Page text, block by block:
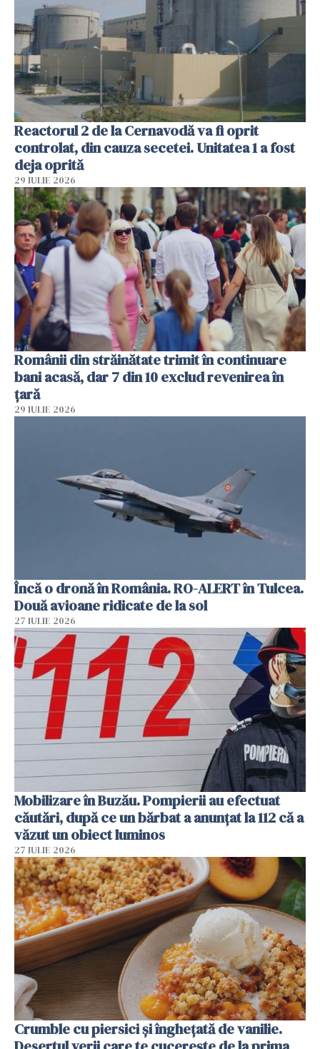
Reactorul 2 de la Cernavodă va fi oprit
controlat, din cauza secetei. Unitatea 1 a fost
deja oprită
29 IULIE 2026
Românii din străinătate trimit în continuare
bani acasă, dar 7 din 10 exclud revenirea în
țară
29 IULIE 2026
Încă o dronă în România. RO-ALERT în Tulcea.
Două avioane ridicate de la sol
27 IULIE 2026
Mobilizare în Buzău. Pompierii au efectuat
căutări, după ce un bărbat a anunțat la 112 că a
văzut un obiect luminos
27 IULIE 2026
Crumble cu piersici și înghețată de vanilie.